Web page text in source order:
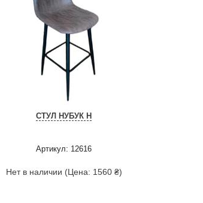
СТУЛ НУБУК Н
Артикул: 12616
Нет в наличии (Цена: 1560 ₴)